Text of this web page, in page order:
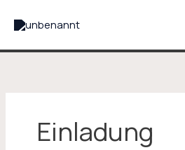
Inhalt
Einladung
nach: